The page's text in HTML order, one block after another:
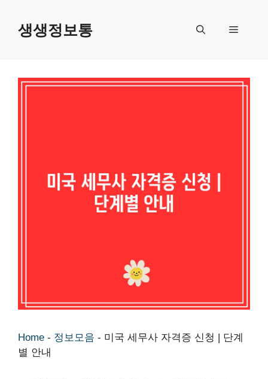
생생정보통 메
Home - 정보모음 - 미국 세무사 자격증 신청 | 단계
별 안내